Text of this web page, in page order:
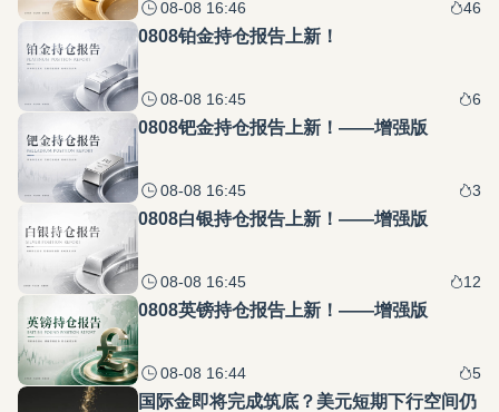
08-08 16:46 46
0808铂金持仓报告上新！
08-08 16:45 6
0808钯金持仓报告上新！——增强版
08-08 16:45 3
0808白银持仓报告上新！——增强版
08-08 16:45 12
0808英镑持仓报告上新！——增强版
08-08 16:44 5
国际金即将完成筑底？美元短期下行空间仍